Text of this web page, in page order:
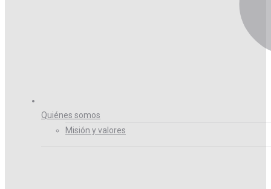
Quiénes somos
Misión y valores